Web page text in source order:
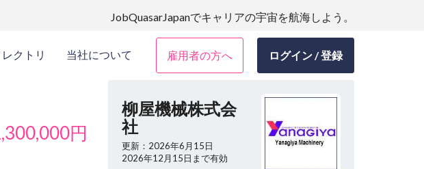
JobQuasarJapanでキャリアの宇宙を航海しよう。
クトリ 当社について 雇用者の方へ ログイン / 登録
円
柳屋機械株式会
社
更新：2026年6月15日
2026年12月15日まで有効